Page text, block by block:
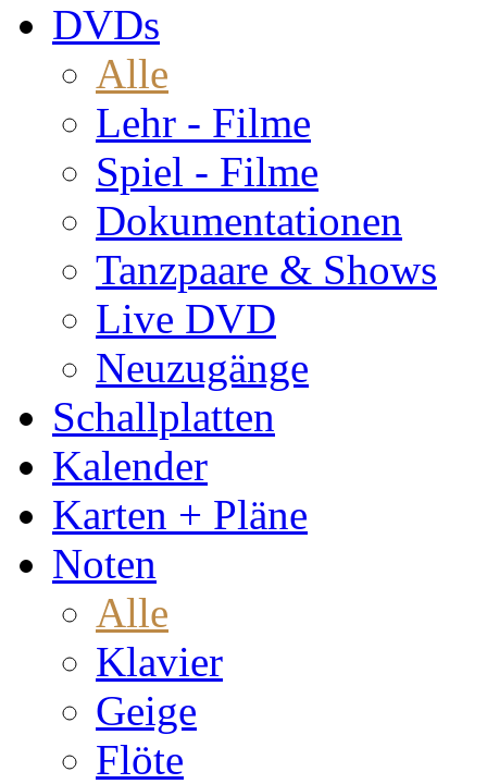
DVDs
Alle
Lehr - Filme
Spiel - Filme
Dokumentationen
Tanzpaare & Shows
Live DVD
Neuzugänge
Schallplatten
Kalender
Karten + Pläne
Noten
Alle
Klavier
Geige
Flöte